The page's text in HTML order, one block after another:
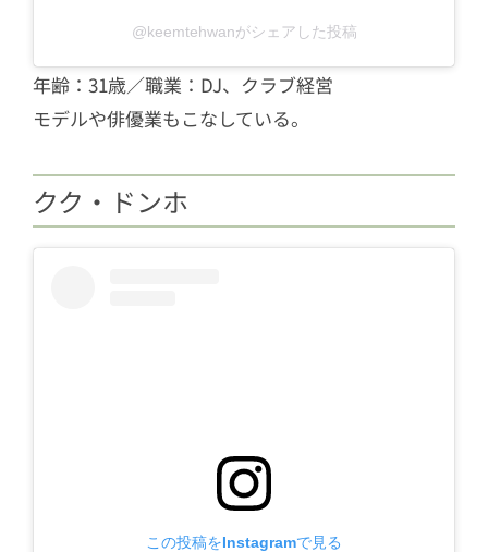
@keemtehwanがシェアした投稿
年齢：31歳／職業：DJ、クラブ経営
モデルや俳優業もこなしている。
クク・ドンホ
この投稿をInstagramで見る